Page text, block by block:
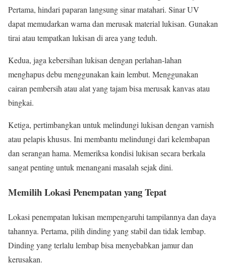
Pertama, hindari paparan langsung sinar matahari. Sinar UV
dapat memudarkan warna dan merusak material lukisan. Gunakan
tirai atau tempatkan lukisan di area yang teduh.
Kedua, jaga kebersihan lukisan dengan perlahan-lahan
menghapus debu menggunakan kain lembut. Menggunakan
cairan pembersih atau alat yang tajam bisa merusak kanvas atau
bingkai.
Ketiga, pertimbangkan untuk melindungi lukisan dengan varnish
atau pelapis khusus. Ini membantu melindungi dari kelembapan
dan serangan hama. Memeriksa kondisi lukisan secara berkala
sangat penting untuk menangani masalah sejak dini.
Memilih Lokasi Penempatan yang Tepat
Lokasi penempatan lukisan mempengaruhi tampilannya dan daya
tahannya. Pertama, pilih dinding yang stabil dan tidak lembap.
Dinding yang terlalu lembap bisa menyebabkan jamur dan
kerusakan.